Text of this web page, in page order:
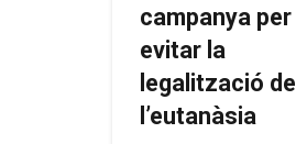
campanya per
evitar la
legalització de
l’eutanàsia